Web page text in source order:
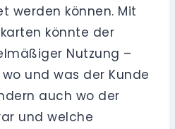
werden können. Mit
könnte der
Nutzung –
und was der Kunde
auch wo der
und welche